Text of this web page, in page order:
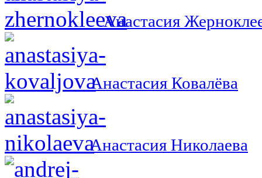
Анастасия
Анастасия Ковалёва
Анастасия Николаева